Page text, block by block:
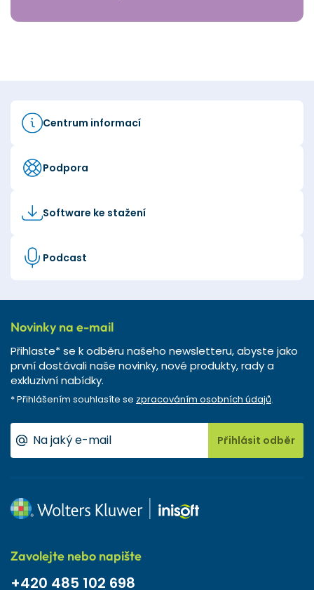
Centrum informací
Podpora
Software ke stažení
Podcast
Novinky na e-mail
Přihlaste* se k odběru našeho newsletteru, abyste jako
první dostávali naše novinky, nové produkty, rady a
exkluzivní nabídky.
* Přihlášením souhlasíte se zpracováním osobních údajů.
Přihlásit odběr
Zavolejte nebo napište
+420 485 102 698